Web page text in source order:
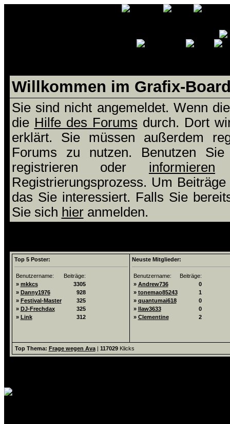
Willkommen im Grafix-
Sie sind nicht angemeldet. Wenn
die Hilfe des Forums durch. Dort
erklärt. Sie müssen außerdem
Forums zu nutzen. Benutzen
registrieren oder informieren
Registrierungsprozess. Um
das Sie interessiert. Falls Sie
Sie sich hieranmelden.
Top 5 Poster:
Benutzername:
Beiträge:
» mkkcs
3305
» Danny1976
928
» Festival-Master
325
» DJ-Frechdax
325
» Link 312
Neuste Mitglieder:
Benutzername:
Beiträge:
» Andrew736
0
» tonemao85243
1
» quantumai618
0
» llaw3633
0
» Clementine 2
Top Thema: Frage wegen Ava| 117029Klicks